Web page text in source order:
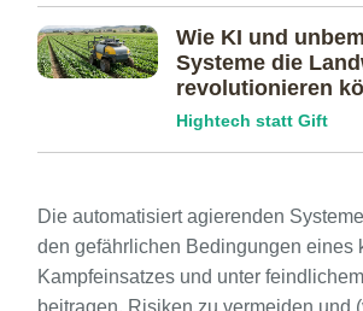
Wie KI und
Systeme die
revolutionieren
Hightech statt Gift
Die automatisiert agierenden
den gefährlichen Bedingungen eines
Kampfeinsatzes und unter
beitragen, Risiken zu vermeiden und